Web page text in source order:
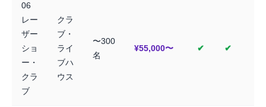
06
レー
ザー
ショ
ー・
クラ
ブ
クラ
ブ・
ライ
ブハ
ウス
〜300
名
¥55,000〜 ✔ ✔